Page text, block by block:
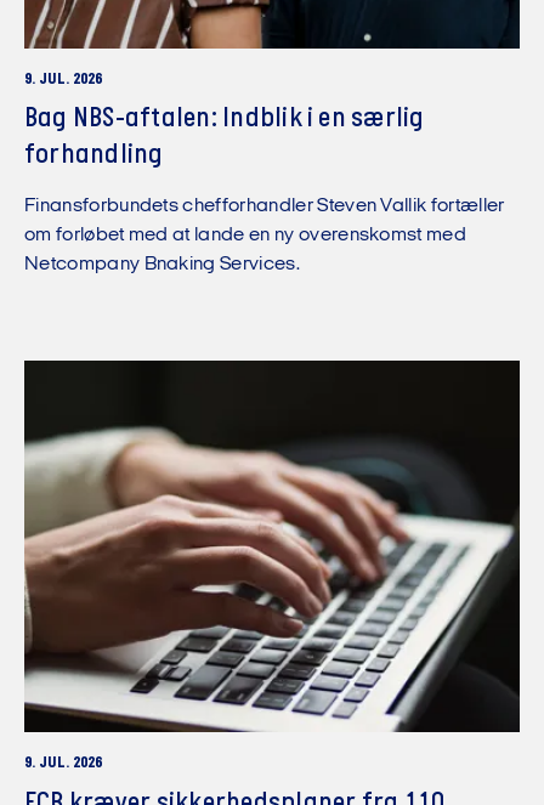
9. JUL. 2026
Bag NBS-aftalen: Indblik i en særlig
forhandling
Finansforbundets chefforhandler Steven Vallik fortæller
om forløbet med at lande en ny overenskomst med
Netcompany Bnaking Services.
9. JUL. 2026